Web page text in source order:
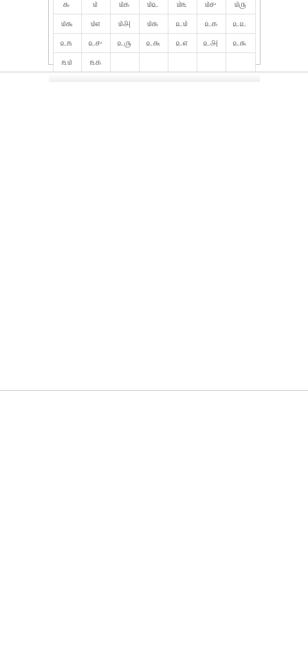
௯ ௰ ௰௧ ௰௨ ௰௩ ௰௪
௰௫
௰௬
௰௭ ௰௮ ௰௯ ௨௰ ௨௧
௨௨
௨௩
௨௪ ௨௫ ௨௬ ௨௭ ௨௮
௨௯
௩௰
௩௧